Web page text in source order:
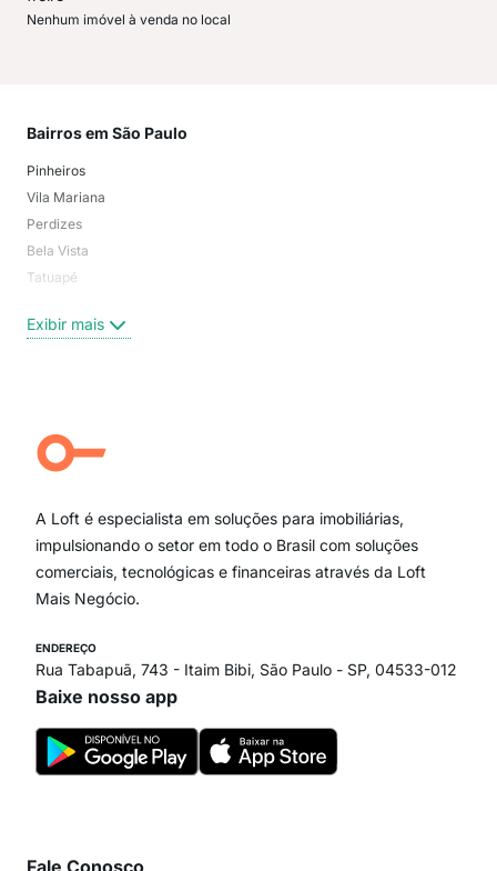
Nenhum imóvel à venda no local
Bairros em São Paulo
Pinheiros
Vila Mariana
Perdizes
Bela Vista
Tatuapé
Centro
Campo Belo
Ipiranga
Paraíso
Itaim Bibi
Exibir mais
A Loft é especialista em soluções para imobiliárias,
impulsionando o setor em todo o Brasil com soluções
comerciais, tecnológicas e financeiras através da Loft
Mais Negócio.
ENDEREÇO
Rua Tabapuã, 743 - Itaim Bibi, São Paulo - SP, 04533-012
Baixe nosso app
Fale Conosco